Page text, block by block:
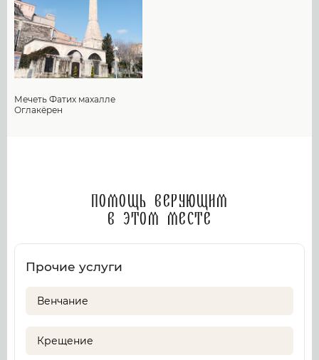
Мечеть Фатих махалле
Оглакёрен
Помощь верующим
в этом месте
Прочие услуги
Венчание
Крещение